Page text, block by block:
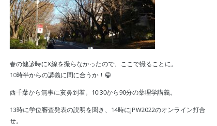
春の健診時にX線を撮らなかったので、ここで撮ることに。
10時半からの講義に間に合うか！😁
西千葉から無事に亥鼻到着。10:30から90分の薬理学講義。
13時に学位審査発表の説明を聞き、14時にJPW2022のオンライン打合
せ。